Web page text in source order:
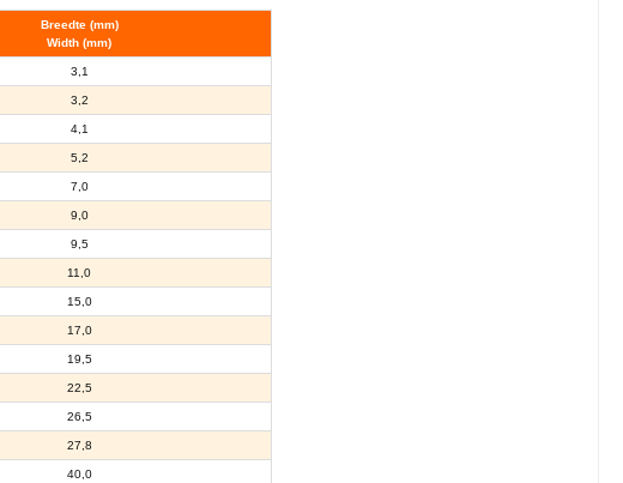
Breedte (mm)
Width (mm)
3,1
3,2
4,1
5,2
7,0
9,0
9,5
11,0
15,0
17,0
19,5
22,5
26,5
27,8
40,0